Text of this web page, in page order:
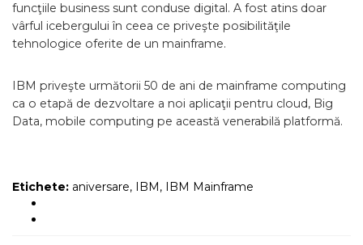
funcţiile business sunt conduse digital. A fost atins doar
vârful icebergului în ceea ce priveşte posibilităţile
tehnologice oferite de un mainframe.
IBM priveşte următorii 50 de ani de mainframe computing
ca o etapă de dezvoltare a noi aplicaţii pentru cloud, Big
Data, mobile computing pe această venerabilă platformă.
Etichete: aniversare, IBM, IBM Mainframe